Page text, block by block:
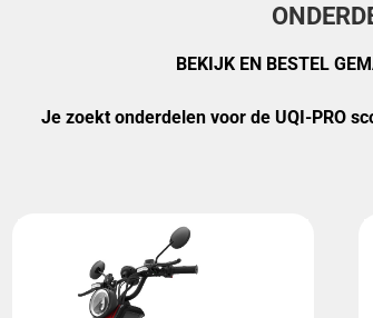
BEKIJK EN BESTEL
Je zoekt onderdelen voor de UQI-PRO